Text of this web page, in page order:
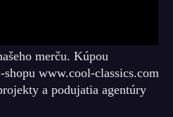
merču. Kúpou
www.cool-classics.com
a podujatia agentúry